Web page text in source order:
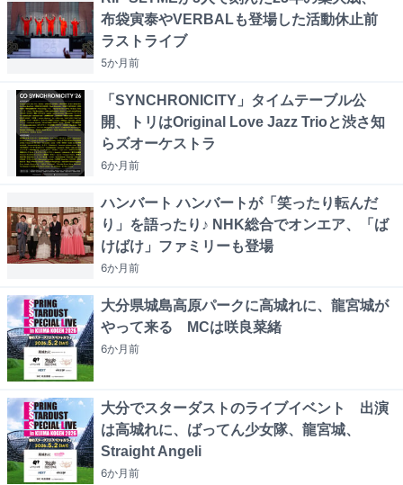
布袋寅泰やVERBALも登場した活動休止前
ラストライブ
5か月前
「SYNCHRONICITY」タイムテーブル公
開、トリはOriginal Love Jazz Trioと渋さ知
らズオーケストラ
6か月前
ハンバート ハンバートが「笑ったり転んだ
り」を語ったり♪ NHK総合でオンエア、「ば
けばけ」ファミリーも登場
6か月前
大分県城島高原パークに高城れに、龍宮城が
やって来る MCは咲良菜緒
6か月前
大分でスターダストのライブイベント 出演
は高城れに、ばってん少女隊、龍宮城、
Straight Angeli
6か月前